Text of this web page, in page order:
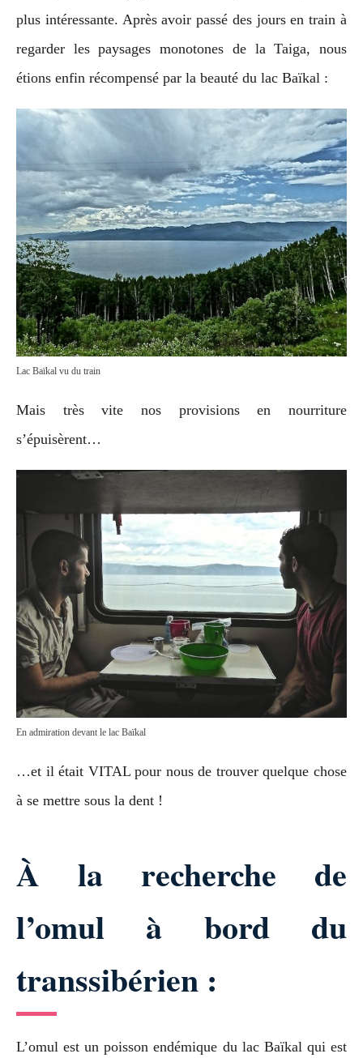
plus intéressante. Après avoir passé des jours en train à
regarder les paysages monotones de la Taiga, nous
étions enfin récompensé par la beauté du lac Baïkal :
Lac Baïkal vu du train
Mais très vite nos provisions en nourriture
s’épuisèrent…
En admiration devant le lac Baïkal
…et il était VITAL pour nous de trouver quelque chose
à se mettre sous la dent !
À la recherche de
l’omul à bord du
transsibérien :
L’omul est un poisson endémique du lac Baïkal qui est